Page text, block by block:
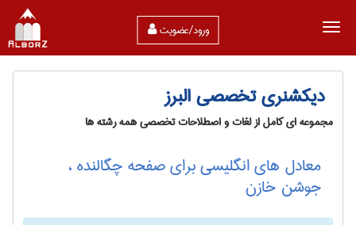
ورود/عضویت
دیکشنری تخصصی البرز
مجموعه ای کامل از لغات و اصطلاحات تخصصی همه رشته ها
معادل های انگلیسی برای صفحه چگالنده ،
جوشن خازن